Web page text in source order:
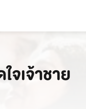
จเจ้าชาย